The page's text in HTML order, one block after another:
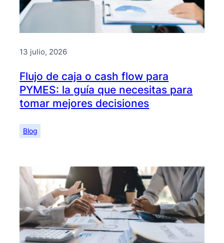
13 julio, 2026
Flujo de caja o cash flow para
PYMES: la guía que necesitas para
tomar mejores decisiones
Blog